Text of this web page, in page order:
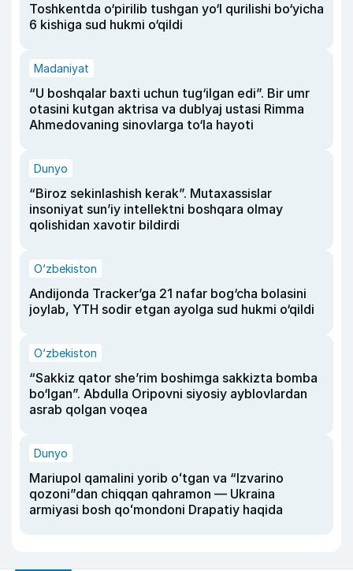
Toshkentda o‘pirilib tushgan yo‘l qurilishi bo‘yicha
6 kishiga sud hukmi o‘qildi
Madaniyat
“U boshqalar baxti uchun tug‘ilgan edi”. Bir umr
otasini kutgan aktrisa va dublyaj ustasi Rimma
Ahmedovaning sinovlarga to‘la hayoti
Dunyo
“Biroz sekinlashish kerak”. Mutaxassislar
insoniyat sun’iy intellektni boshqara olmay
qolishidan xavotir bildirdi
O‘zbekiston
Andijonda Tracker’ga 21 nafar bog‘cha bolasini
joylab, YTH sodir etgan ayolga sud hukmi o‘qildi
O‘zbekiston
“Sakkiz qator she’rim boshimga sakkizta bomba
bo‘lgan”. Abdulla Oripovni siyosiy ayblovlardan
asrab qolgan voqea
Dunyo
Mariupol qamalini yorib oʻtgan va “Izvarino
qozoni”dan chiqqan qahramon — Ukraina
armiyasi bosh qoʻmondoni Drapatiy haqida